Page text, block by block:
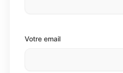
Votre email